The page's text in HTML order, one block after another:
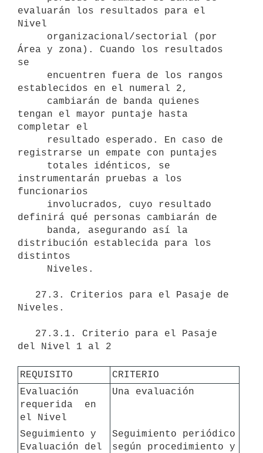
evaluarán los resultados para el
Nivel
Área y zona). Cuando los resultados
se
establecidos en el numeral 2,
tengan el mayor puntaje hasta
completar el
registrarse un empate con puntajes
instrumentarán pruebas a los
funcionarios
definirá qué personas cambiarán de
distribución establecida para los
distintos
Niveles.
del Nivel 1 al 2
REQUISITO
CRITERIO
Evaluación
requerida  en
el Nivel
Seguimiento y
Evaluación del
Seguimiento periódico
según procedimiento y